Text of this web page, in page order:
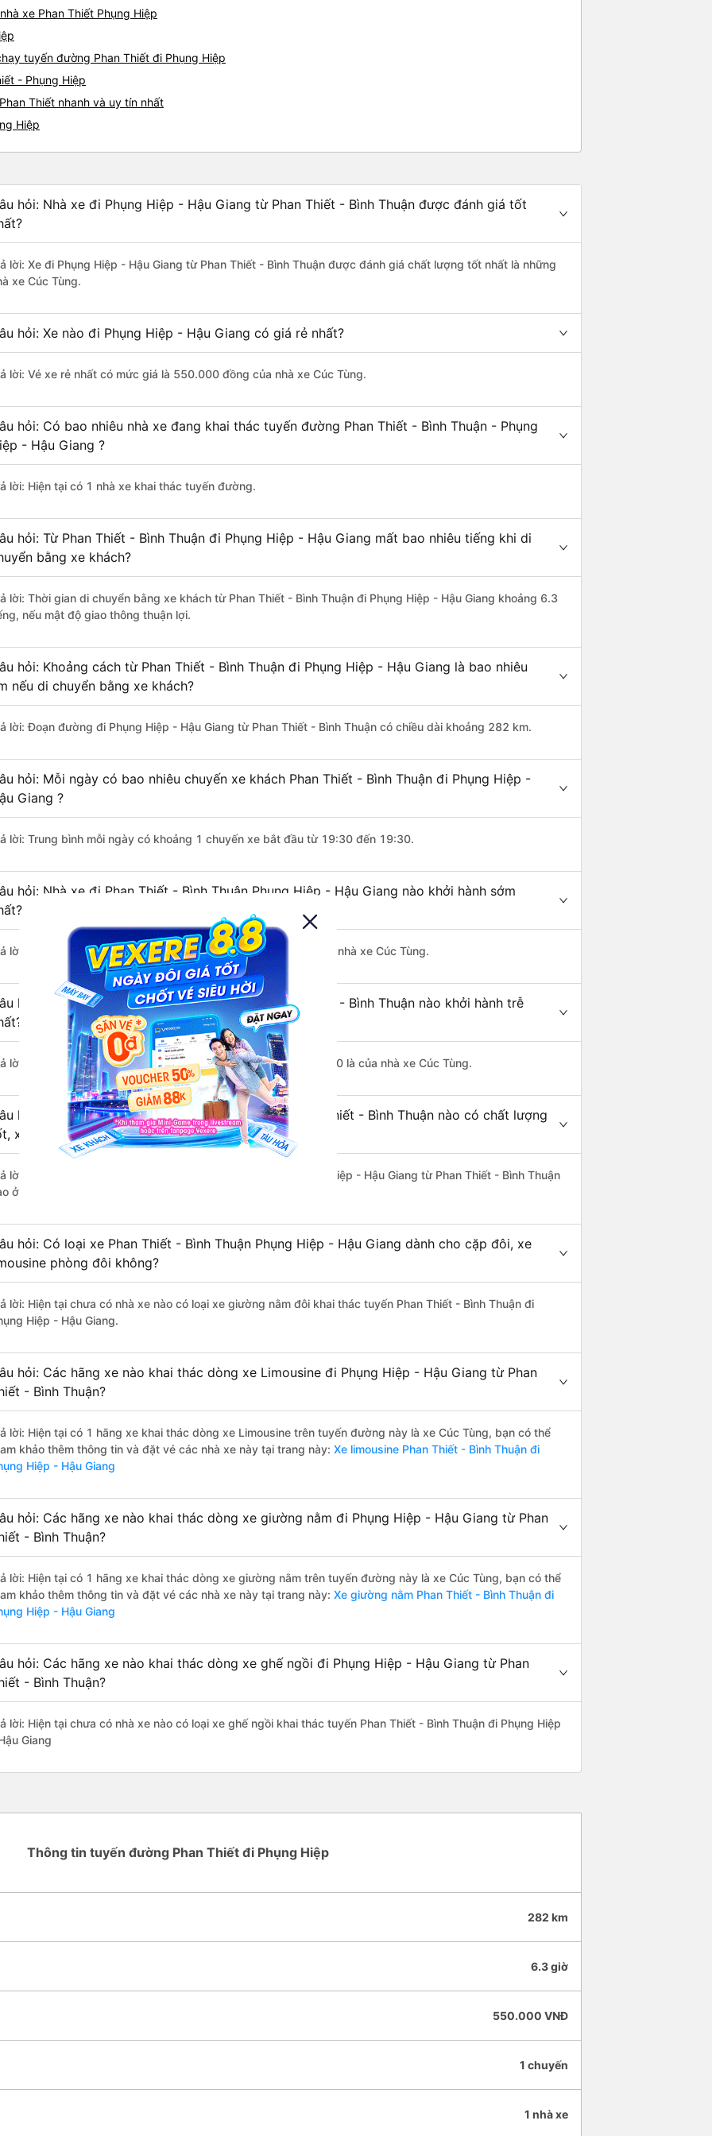
bằng xe bu lông Limousine. Tôi nghĩ tài xế đã giúp tôi vì nhìn
xe Phan Thiết Phụng Hiệp
tuyến đường Phan Thiết đi Phụng Hiệp
- Phụng Hiệp
Thiết nhanh và uy tín nhất
Hiệp
hỏi: Nhà xe đi Phụng Hiệp - Hậu Giang từ Phan Thiết - Bình Thuận được đánh giá tốt
lời: Xe đi Phụng Hiệp - Hậu Giang từ Phan Thiết - Bình Thuận được đánh giá chất lượng tốt nhất là những
xe Cúc Tùng.
hỏi: Xe nào đi Phụng Hiệp - Hậu Giang có giá rẻ nhất?
lời: Vé xe rẻ nhất có mức giá là 550.000 đồng của nhà xe Cúc Tùng.
hỏi: Có bao nhiêu nhà xe đang khai thác tuyến đường Phan Thiết - Bình Thuận - Phụng
- Hậu Giang ?
lời: Hiện tại có 1 nhà xe khai thác tuyến đường.
hỏi: Từ Phan Thiết - Bình Thuận đi Phụng Hiệp - Hậu Giang mất bao nhiêu tiếng khi di
bằng xe khách?
lời: Thời gian di chuyển bằng xe khách từ Phan Thiết - Bình Thuận đi Phụng Hiệp - Hậu Giang khoảng 6.3
nếu mật độ giao thông thuận lợi.
hỏi: Khoảng cách từ Phan Thiết - Bình Thuận đi Phụng Hiệp - Hậu Giang là bao nhiêu
nếu di chuyển bằng xe khách?
lời: Đoạn đường đi Phụng Hiệp - Hậu Giang từ Phan Thiết - Bình Thuận có chiều dài khoảng 282 km.
hỏi: Mỗi ngày có bao nhiêu chuyến xe khách Phan Thiết - Bình Thuận đi Phụng Hiệp -
Giang ?
lời: Trung bình mỗi ngày có khoảng 1 chuyến xe bắt đầu từ 19:30 đến 19:30.
hỏi: Nhà xe đi Phan Thiết - Bình Thuận Phụng Hiệp - Hậu Giang nào khởi hành sớm
lời: Chuyến xe có giờ xuất phát sớm nhất vào lúc 19:30 là của nhà xe Cúc Tùng.
hỏi: Nhà xe đi Phụng Hiệp - Hậu Giang từ Phan Thiết - Bình Thuận nào khởi hành trễ
lời: Chuyến xe có giờ xuất phát trễ (muộn) nhất là vào lúc 19:30 là của nhà xe Cúc Tùng.
hỏi: Review xe đi Phụng Hiệp - Hậu Giang từ Phan Thiết - Bình Thuận nào có chất lượng
xuất sắc, cao cấp nhất?
lời: Tạm thời chưa đủ review để đánh giá có nhà xe đi Phụng Hiệp - Hậu Giang từ Phan Thiết - Bình Thuận
ở tuyến đường này có chất lượng xuất sắc.
hỏi: Có loại xe Phan Thiết - Bình Thuận Phụng Hiệp - Hậu Giang dành cho cặp đôi, xe
phòng đôi không?
lời: Hiện tại chưa có nhà xe nào có loại xe giường nằm đôi khai thác tuyến Phan Thiết - Bình Thuận đi
Hiệp - Hậu Giang.
hỏi: Các hãng xe nào khai thác dòng xe Limousine đi Phụng Hiệp - Hậu Giang từ Phan
- Bình Thuận?
lời: Hiện tại có 1 hãng xe khai thác dòng xe Limousine trên tuyến đường này là xe Cúc Tùng, bạn có thể
khảo thêm thông tin và đặt vé các nhà xe này tại trang này: Xe limousine Phan Thiết - Bình Thuận đi
Hiệp - Hậu Giang
hỏi: Các hãng xe nào khai thác dòng xe giường nằm đi Phụng Hiệp - Hậu Giang từ Phan
- Bình Thuận?
lời: Hiện tại có 1 hãng xe khai thác dòng xe giường nằm trên tuyến đường này là xe Cúc Tùng, bạn có thể
khảo thêm thông tin và đặt vé các nhà xe này tại trang này: Xe giường nằm Phan Thiết - Bình Thuận đi
Hiệp - Hậu Giang
hỏi: Các hãng xe nào khai thác dòng xe ghế ngồi đi Phụng Hiệp - Hậu Giang từ Phan
- Bình Thuận?
lời: Hiện tại chưa có nhà xe nào có loại xe ghế ngồi khai thác tuyến Phan Thiết - Bình Thuận đi Phụng Hiệp
Giang
Thông tin tuyến đường Phan Thiết đi Phụng Hiệp
282 km
6.3 giờ
550.000 VNĐ
1 chuyến
1 nhà xe